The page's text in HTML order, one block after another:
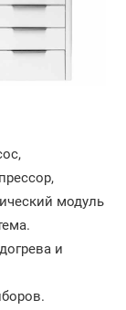
модуль
и